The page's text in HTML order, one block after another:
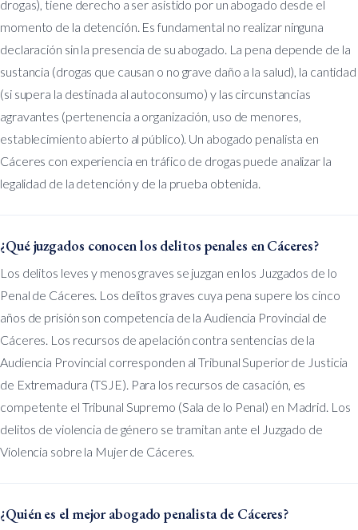
drogas), tiene derecho a ser asistido por un abogado desde el
momento de la detención. Es fundamental no realizar ninguna
declaración sin la presencia de su abogado. La pena depende de la
sustancia (drogas que causan o no grave daño a la salud), la cantidad
(si supera la destinada al autoconsumo) y las circunstancias
agravantes (pertenencia a organización, uso de menores,
establecimiento abierto al público). Un abogado penalista en
Cáceres con experiencia en tráfico de drogas puede analizar la
legalidad de la detención y de la prueba obtenida.
¿Qué juzgados conocen los delitos penales en Cáceres?
Los delitos leves y menos graves se juzgan en los Juzgados de lo
Penal de Cáceres. Los delitos graves cuya pena supere los cinco
años de prisión son competencia de la Audiencia Provincial de
Cáceres. Los recursos de apelación contra sentencias de la
Audiencia Provincial corresponden al Tribunal Superior de Justicia
de Extremadura (TSJE). Para los recursos de casación, es
competente el Tribunal Supremo (Sala de lo Penal) en Madrid. Los
delitos de violencia de género se tramitan ante el Juzgado de
Violencia sobre la Mujer de Cáceres.
¿Quién es el mejor abogado penalista de Cáceres?